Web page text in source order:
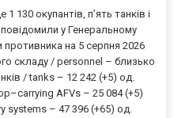
130 окупантів, пʼять танків і
у Генеральному
противника на 5 серпня 2026
складу / personnel – близько
/ tanks – 12 242 (+5) од.
AFVs – 25 084 (+5)
systems – 47 396 (+65) од.